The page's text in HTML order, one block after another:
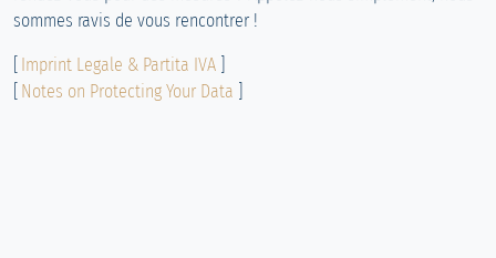
sommes ravis de vous rencontrer !
[Imprint Legale & Partita IVA
[Notes on Protecting Your Data